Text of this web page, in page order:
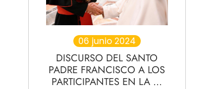
06 junio 2024
DISCURSO DEL SANTO
PADRE FRANCISCO A LOS
PARTICIPANTES EN LA ...